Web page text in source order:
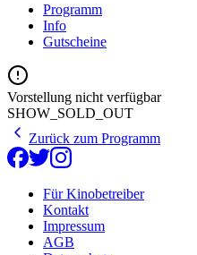
Programm
Info
Gutscheine
Vorstellung nicht verfügbar
SHOW_SOLD_OUT
Zurück zum Programm
Für Kinobetreiber
Kontakt
Impressum
AGB